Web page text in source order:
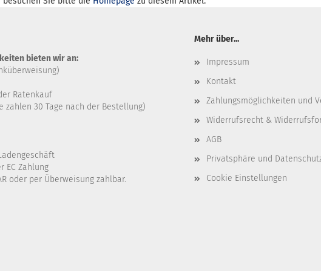
bieten wir an:
Ratenkauf
zahlen 30 Tage nach der Bestellung)
EC Zahlung
oder per Überweisung zahlbar.
Mehr über...
Impressum
Kontakt
Zahlungsmöglichkeiten und
Widerrufsrecht &
AGB
Privatsphäre und
Cookie Einstellungen